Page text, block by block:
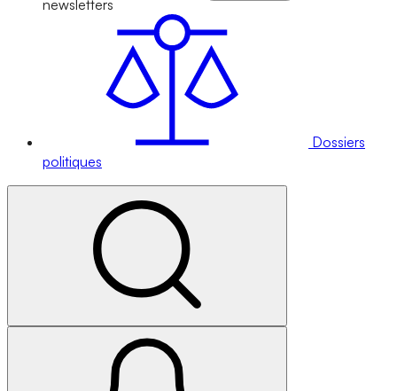
newsletters
Dossiers
politiques